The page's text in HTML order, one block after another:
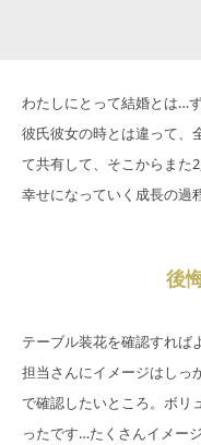
わたしにとって結婚とは…
彼氏彼女の時とは違って、
て共有して、そこからまた
幸せになっていく成長の過
後
テーブル装花を確認すれば
担当さんにイメージはしっ
で確認したいところ。ボリ
ったです…たくさんイメー